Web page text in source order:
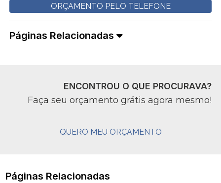
ORÇAMENTO PELO TELEFONE
Páginas Relacionadas
ENCONTROU O QUE PROCURAVA?
Faça seu orçamento grátis agora mesmo!
QUERO MEU ORÇAMENTO
Páginas Relacionadas